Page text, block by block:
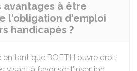
avantages à être
l'obligation d'emploi
handicapés ?
en tant que BOETH ouvre droit